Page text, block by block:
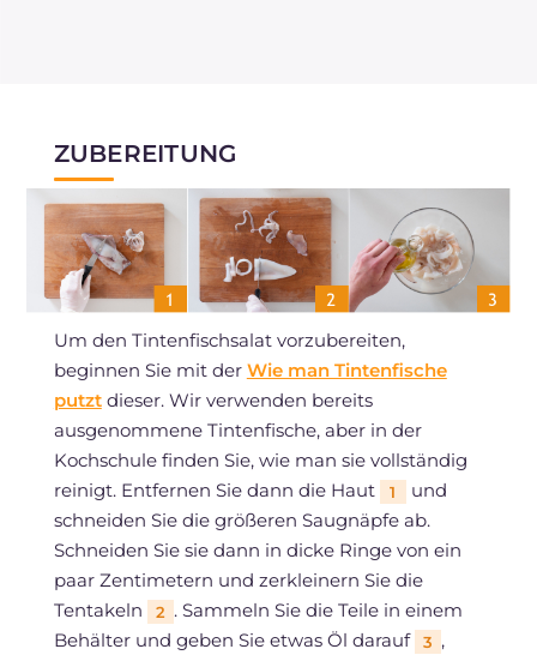
ZUBEREITUNG
Um den Tintenfischsalat vorzubereiten,
beginnen Sie mit der Wie man Tintenfische
putztdieser. Wir verwenden bereits
ausgenommene Tintenfische, aber in der
Kochschule finden Sie, wie man sie vollständig
reinigt. Entfernen Sie dann die Haut
1
und
schneiden Sie die größeren Saugnäpfe ab.
Schneiden Sie sie dann in dicke Ringe von ein
paar Zentimetern und zerkleinern Sie die
Tentakeln
2 . Sammeln Sie die Teile in einem
Behälter und geben Sie etwas Öl darauf
3 ,